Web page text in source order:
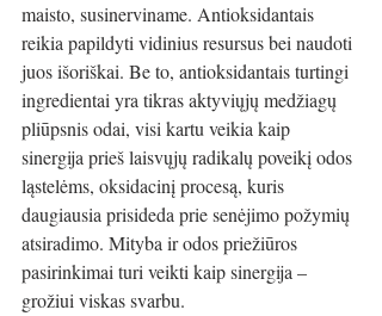
maisto, susinerviname. Antioksidantais
reikia papildyti vidinius resursus bei naudoti
juos išoriškai. Be to, antioksidantais turtingi
ingredientai yra tikras aktyviųjų medžiagų
pliūpsnis odai, visi kartu veikia kaip
sinergija prieš laisvųjų radikalų poveikį odos
ląstelėms, oksidacinį procesą, kuris
daugiausia prisideda prie senėjimo požymių
atsiradimo. Mityba ir odos priežiūros
pasirinkimai turi veikti kaip sinergija –
grožiui viskas svarbu.